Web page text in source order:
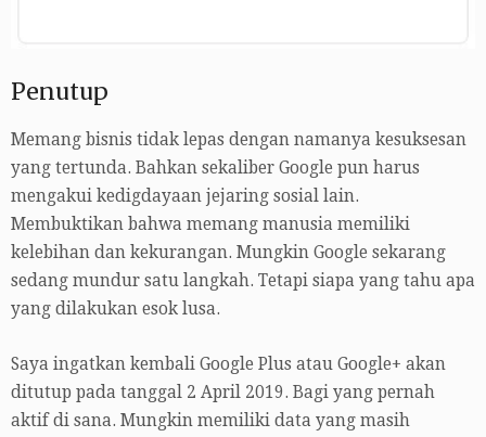
Penutup
Memang bisnis tidak lepas dengan namanya kesuksesan
yang tertunda. Bahkan sekaliber Google pun harus
mengakui kedigdayaan jejaring sosial lain.
Membuktikan bahwa memang manusia memiliki
kelebihan dan kekurangan. Mungkin Google sekarang
sedang mundur satu langkah. Tetapi siapa yang tahu apa
yang dilakukan esok lusa.
Saya ingatkan kembali Google Plus atau Google+ akan
ditutup pada tanggal 2 April 2019. Bagi yang pernah
aktif di sana. Mungkin memiliki data yang masih